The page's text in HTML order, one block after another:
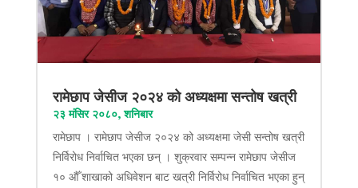
रामेछाप जेसीज २०२४ को अध्यक्षमा सन्तोष खत्री
२३ मंसिर २०८०, शनिबार
रामेछाप । रामेछाप जेसीज २०२४ को अध्यक्षमा जेसी सन्तोष खत्री
निर्विरोध निर्वाचित भएका छन् । शुक्रवार सम्पन्न रामेछाप जेसीज
१० औँ शाखाको अधिवेशन बाट खत्री निर्विरोध निर्वाचित भएका हुन्